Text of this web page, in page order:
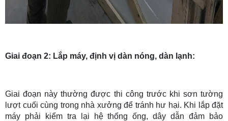
Giai đoạn 2: Lắp máy, định vị dàn nóng, dàn lạnh:
Giai đoạn này thường được thi công trước khi sơn tường
lượt cuối cùng trong nhà xưởng để tránh hư hại. Khi lắp đặt
máy phải kiểm tra lại hệ thống ống, dây dẫn đảm bảo